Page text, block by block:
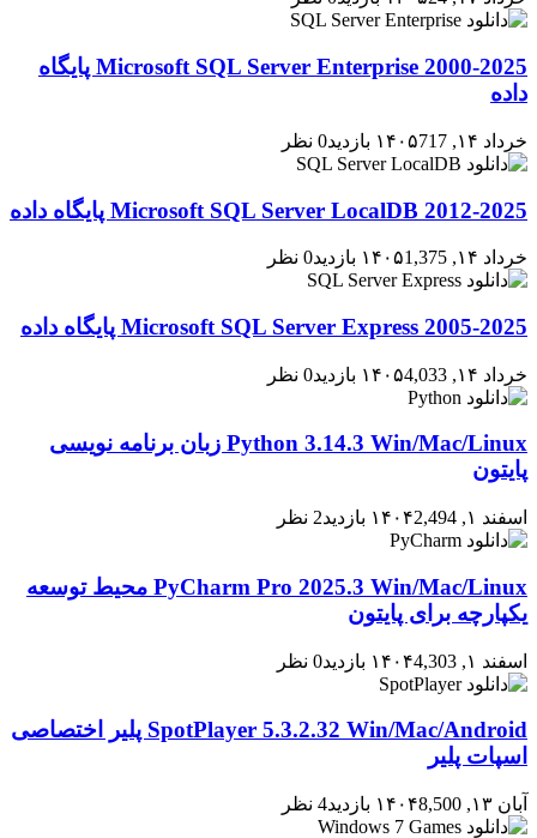
2000-2025 Microsoft SQL Server Enterprise پایگاه
داده
خرداد ۱۴, ۱۴۰۵ 717 بازدید 0 نظر
2012-2025 Microsoft SQL Server LocalDB پایگاه داده
خرداد ۱۴, ۱۴۰۵ 1,375 بازدید 0 نظر
2005-2025 Microsoft SQL Server Express پایگاه داده
خرداد ۱۴, ۱۴۰۵ 4,033 بازدید 0 نظر
Python 3.14.3 Win/Mac/Linux زبان برنامه نویسی
پایتون
اسفند ۱, ۱۴۰۴ 2,494 بازدید 2 نظر
PyCharm Pro 2025.3 Win/Mac/Linux محیط توسعه
یکپارچه برای پایتون
اسفند ۱, ۱۴۰۴ 4,303 بازدید 0 نظر
SpotPlayer 5.3.2.32 Win/Mac/Android پلیر اختصاصی
اسپات پلیر
آبان ۱۳, ۱۴۰۴ 8,500 بازدید 4 نظر